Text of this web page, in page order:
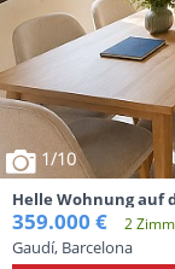
1/10
Helle Wohnung auf
Sagrada Família
359.000 € 2
Gaudí, Barcelona